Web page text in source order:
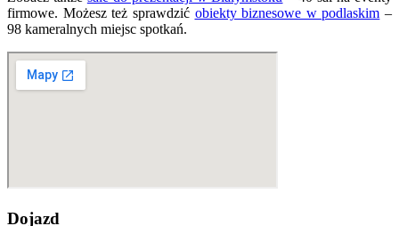
firmowe. Możesz też sprawdzić obiekty biznesowe w podlaskim –
98 kameralnych miejsc spotkań.
Dojazd